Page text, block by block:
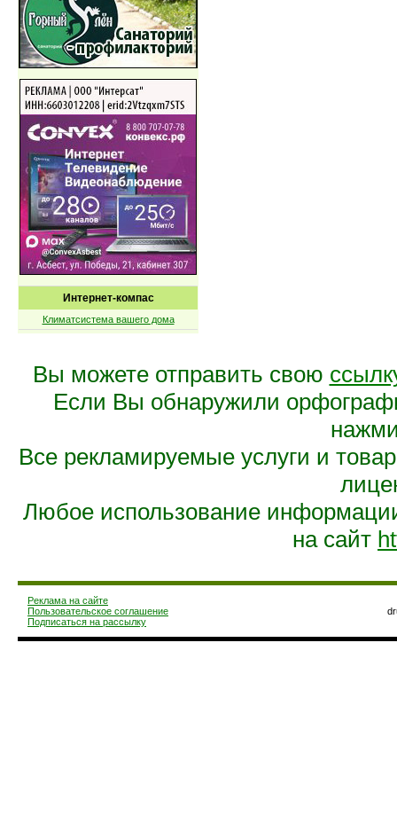
Интернет-компас
Климатсистема вашего дома
Вы можете отправить свою
Если Вы обнаружили
Все рекламируемые услуги и
Любое использование
на сайт
Реклама на сайте
Пользовательское соглашение
Подписаться на рассылку